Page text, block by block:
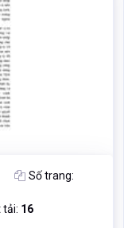
Số trang:
tải: 16